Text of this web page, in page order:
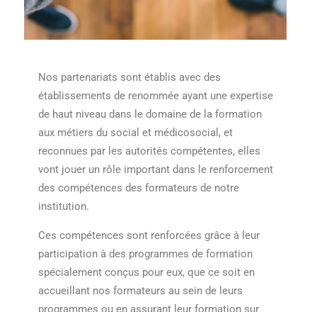
Nos partenariats sont établis avec des
établissements de renommée ayant une expertise
de haut niveau dans le domaine de la formation
aux métiers du social et médicosocial, et
reconnues par les autorités compétentes, elles
vont jouer un rôle important dans le renforcement
des compétences des formateurs de notre
institution.
Ces compétences sont renforcées grâce à leur
participation à des programmes de formation
spécialement conçus pour eux, que ce soit en
accueillant nos formateurs au sein de leurs
programmes ou en assurant leur formation sur